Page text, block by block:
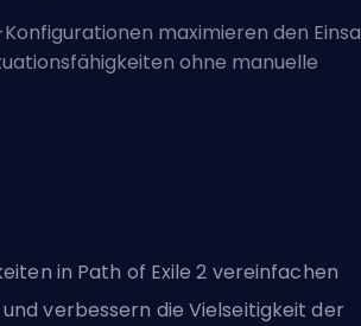
maximieren den
ohne manuelle
in Path of Exile 2 vereinfachen
verbessern die Vielseitigkeit der